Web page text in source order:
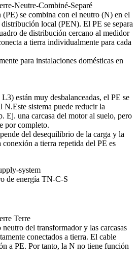
Neutre-Combiné-Separé
se combina con el neutro (N) en el
local (PEN). El PE se separa
de distribución cercano al medidor
a tierra individualmente para cada
para instalaciones domésticas en
están muy desbalanceadas, el PE se
N.Este sistema puede reducir la
Ej. una carcasa del motor al suelo, pero
por completo.
del desequilibrio de la carga y la
a tierra repetida del PE es
de energía TN-C-S
Terre
del transformador y las carcasas
conectados a tierra. El cable
a PE. Por tanto, la N no tiene función